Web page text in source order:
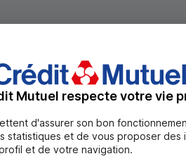
Mutuel respecte votre vie
d'assurer son bon
statistiques et de vous proposer des
et de votre navigation.